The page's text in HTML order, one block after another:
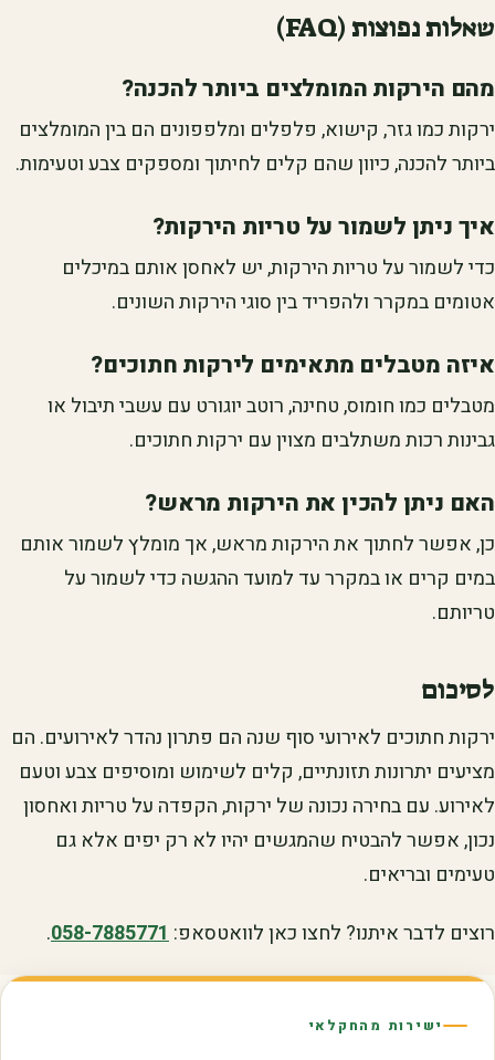
שאלות נפוצות (FAQ)
מהם הירקות המומלצים ביותר להכנה?
ירקות כמו גזר, קישוא, פלפלים ומלפפונים הם בין המומלצים
ביותר להכנה, כיוון שהם קלים לחיתוך ומספקים צבע וטעימות.
איך ניתן לשמור על טריות הירקות?
כדי לשמור על טריות הירקות, יש לאחסן אותם במיכלים
אטומים במקרר ולהפריד בין סוגי הירקות השונים.
איזה מטבלים מתאימים לירקות חתוכים?
מטבלים כמו חומוס, טחינה, רוטב יוגורט עם עשבי תיבול או
גבינות רכות משתלבים מצוין עם ירקות חתוכים.
האם ניתן להכין את הירקות מראש?
כן, אפשר לחתוך את הירקות מראש, אך מומלץ לשמור אותם
במים קרים או במקרר עד למועד ההגשה כדי לשמור על
טריותם.
לסיכום
ירקות חתוכים לאירועי סוף שנה הם פתרון נהדר לאירועים. הם
מציעים יתרונות תזונתיים, קלים לשימוש ומוסיפים צבע וטעם
לאירוע. עם בחירה נכונה של ירקות, הקפדה על טריות ואחסון
נכון, אפשר להבטיח שהמגשים יהיו לא רק יפים אלא גם
טעימים ובריאים.
רוצים לדבר איתנו? לחצו כאן לוואטסאפ:058-7885771
.
ישירות מהחקלאי